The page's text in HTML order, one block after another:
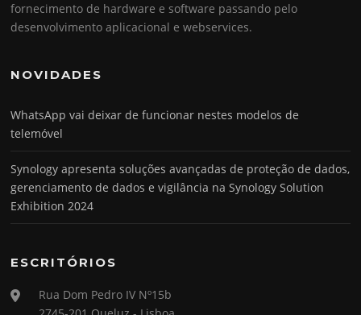
fornecimento de hardware e software passando pelo
desenvolvimento aplicacional e webservices.
NOVIDADES
WhatsApp vai deixar de funcionar nestes modelos de
telemóvel
Synology apresenta soluções avançadas de proteção de dados,
gerenciamento de dados e vigilância na Synology Solution
Exhibition 2024
ESCRITÓRIOS
Rua Dom Pedro IV Nº15b